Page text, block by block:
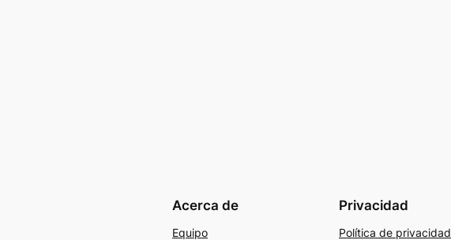
Acerca de
Equipo
Privacidad
Política de privacidad